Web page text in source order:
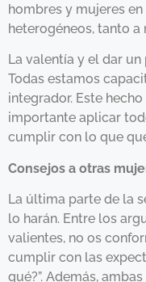
hombres y mujeres
heterogéneos, tanto
La valentía y el dar
Todas estamos
integrador. Este
importante aplicar
cumplir con lo que
Consejos a otras
La última parte de la
lo harán. Entre los
valientes, no os
cumplir con las
qué?”. Además,